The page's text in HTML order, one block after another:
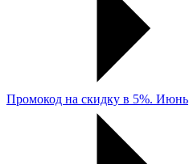
Промокод на скидку в 5%. Июнь